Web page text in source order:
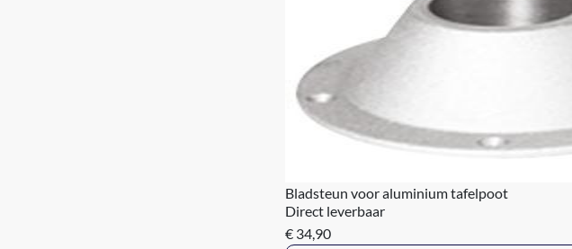
Bladsteun voor aluminium tafelpoot
Direct leverbaar
€ 34,90